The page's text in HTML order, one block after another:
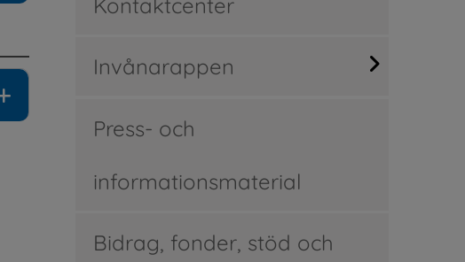
Invånarappen
Press- och
informationsmaterial
Bidrag, fonder, stöd och